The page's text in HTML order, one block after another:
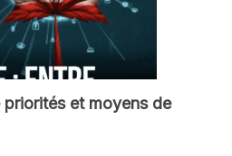
et moyens de